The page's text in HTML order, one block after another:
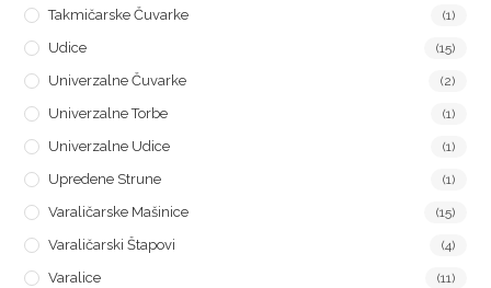
Takmičarske Čuvarke (1)
Udice (15)
Univerzalne Čuvarke (2)
Univerzalne Torbe (1)
Univerzalne Udice (1)
Upredene Strune (1)
Varaličarske Mašinice (15)
Varaličarski Štapovi (4)
Varalice (11)